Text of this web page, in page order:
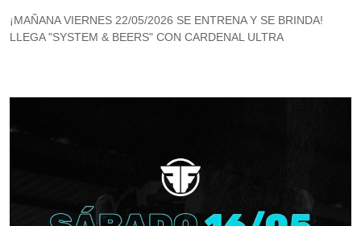
¡MAÑANA VIERNES 22/05/2026 SE ENTRENA Y SE BRINDA!
LLEGA "SYSTEM & BEERS" CON CARDENAL ULTRA